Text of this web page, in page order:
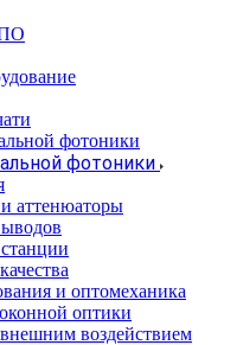
ПО
фотоники
аттенюаторы
и оптомеханика
оптики
воздействием